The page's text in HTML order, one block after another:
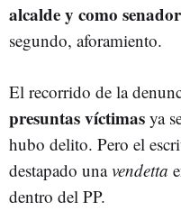
alcalde y como senador
segundo, aforamiento.
El recorrido de la
presuntas víctimas ya
hubo delito. Pero el
destapado unavendetta
dentro del PP.